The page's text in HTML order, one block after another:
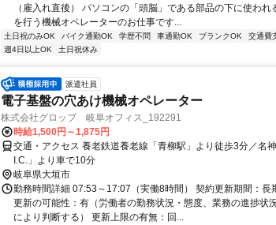
（雇入れ直後） パソコンの「頭脳」である部品の下に使わ
を行う機械オペレーターのお仕事です...
土日祝のみOK バイク通勤OK 学歴不問 車通勤OK ブランクOK 交通費
週4日以上OK
土日祝休み
派遣社員
電子基盤の穴あけ機械オペレーター
株式会社グロップ 岐阜オフィス_192291
時給1,500円～1,875円
交通・アクセス 養老鉄道養老線「青柳駅」より徒歩3分／名
I.C.」より車で10分
岐阜県大垣市
勤務時間詳細 07:53～17:07（実働8時間） 契約更新期間：長
更新の可能性：有（労働者の勤務状況・態度、業務の進捗状
により判断する） 更新上限の有無：回...